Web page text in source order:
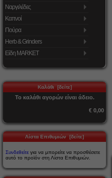
Ναργιλέδες
Καπνοί
Πούρα
Herb & Grinders
Είδη MARKET
Καλάθι [δείτε]
Το καλάθι αγορών είναι άδειο.
€ 0,00
Λίστα Επιθυμιών [δείτε]
Συνδεθείτε για να μπορείτε να προσθέσετε
αυτό το προϊόν στη Λίστα Επιθυμιών.